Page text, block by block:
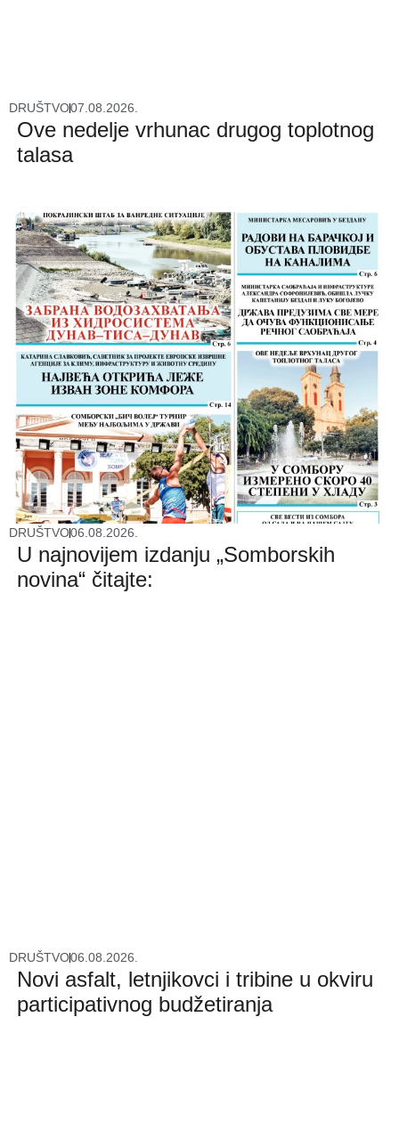
DRUŠTVO07.08.2026.
Ove nedelje vrhunac drugog toplotnog
talasa
DRUŠTVO06.08.2026.
U najnovijem izdanju „Somborskih
novina“ čitajte:
DRUŠTVO06.08.2026.
Novi asfalt, letnjikovci i tribine u okviru
participativnog budžetiranja